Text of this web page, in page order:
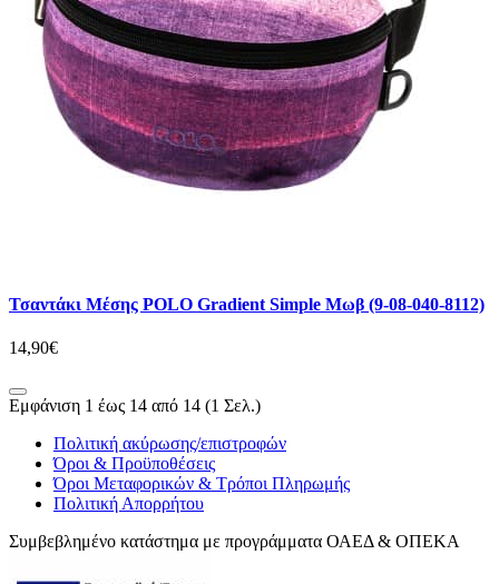
Τσαντάκι Μέσης POLO Gradient Simple Μωβ (9-08-040-8112)
14,90€
Εμφάνιση 1 έως 14 από 14 (1 Σελ.)
Πολιτική ακύρωσης/επιστροφών
Όροι & Προϋποθέσεις
Όροι Μεταφορικών & Τρόποι Πληρωμής
Πολιτική Απορρήτου
Συμβεβλημένο κατάστημα με προγράμματα ΟΑΕΔ & ΟΠΕΚΑ